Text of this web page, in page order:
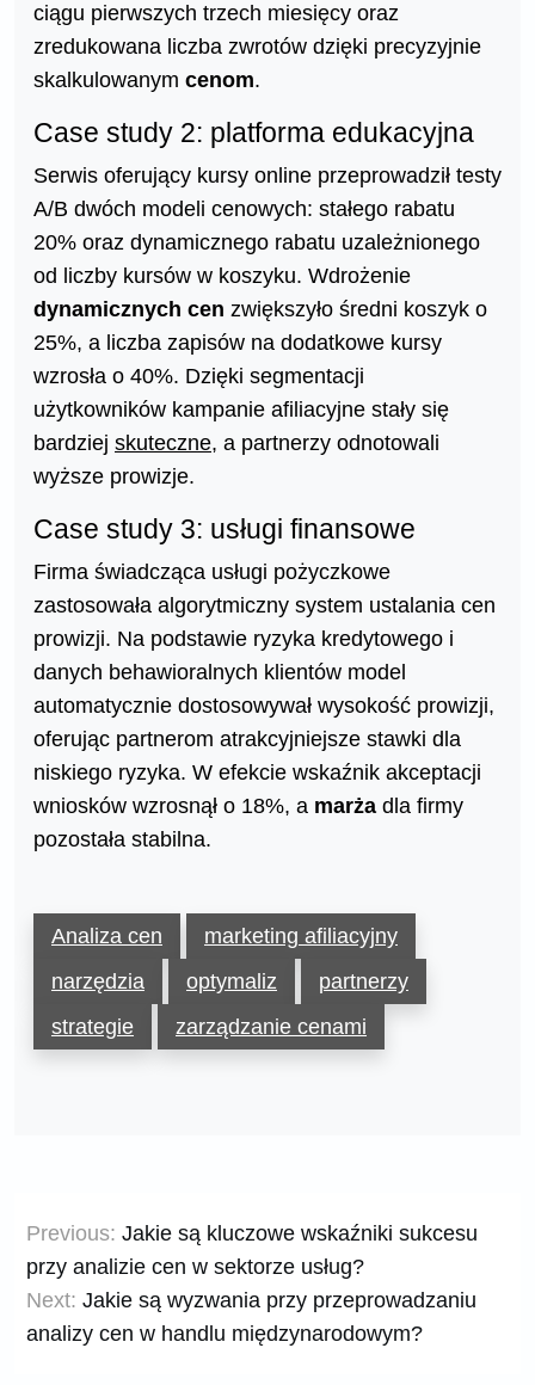
ciągu pierwszych trzech miesięcy oraz
zredukowana liczba zwrotów dzięki precyzyjnie
skalkulowanym cenom.
Case study 2: platforma edukacyjna
Serwis oferujący kursy online przeprowadził testy
A/B dwóch modeli cenowych: stałego rabatu
20% oraz dynamicznego rabatu uzależnionego
od liczby kursów w koszyku. Wdrożenie
dynamicznych cen zwiększyło średni koszyk o
25%, a liczba zapisów na dodatkowe kursy
wzrosła o 40%. Dzięki segmentacji
użytkowników kampanie afiliacyjne stały się
bardziej skuteczne, a partnerzy odnotowali
wyższe prowizje.
Case study 3: usługi finansowe
Firma świadcząca usługi pożyczkowe
zastosowała algorytmiczny system ustalania cen
prowizji. Na podstawie ryzyka kredytowego i
danych behawioralnych klientów model
automatycznie dostosowywał wysokość prowizji,
oferując partnerom atrakcyjniejsze stawki dla
niskiego ryzyka. W efekcie wskaźnik akceptacji
wniosków wzrosnął o 18%, a marża dla firmy
pozostała stabilna.
Analiza cen
marketing afiliacyjny
narzędzia
optymaliz
partnerzy
strategie
zarządzanie cenami
wpisu
Previous: Jakie są kluczowe wskaźniki sukcesu
przy analizie cen w sektorze usług?
Next: Jakie są wyzwania przy przeprowadzaniu
analizy cen w handlu międzynarodowym?